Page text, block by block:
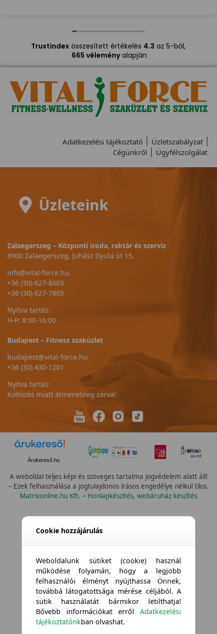
Trustindexösszesített értékelés 4.3 az 5-ből,
665 véleményalapján
Adatkezelési tájékoztató
Üzletszabályzat
Cégünkről
Ügyfélszolgálat
Üzleteink
Zalaegerszeg – Központi iroda, raktár és szerviz
8900 Zalaegerszeg, Juhász Gyula út 15.
info@vital-force.hu
+36 (30) 627-8603
+36 (30) 627-7865
Nyitva tartás:
H-P: 8:00-16:00
Budapest – Fitness szaküzlet
budapest@vital-force.hu
+36 (30) 430-1201
Nyitva tartás:
Költözés miatt átmenetileg zárva!
Árukereső.hu
A weboldal teljes képi és szöveges tartalma jogvédelem alatt áll!
– Ezek felhasználása a jogtulajdonos írásos engedélye nélkül tilos.
Matrixonline.hu Kft. – Honlapkészítés, webáruház készítés
Cookie hozzájárulás
Weboldalunk sütiket (cookie) használ
működése folyamán, hogy a legjobb
felhasználói élményt nyújthassa Önnek,
továbbá látogatottsága mérése céljából. A
sütik használatát bármikor letilthatja!
Bővebb információkat errőlAdatkezelési
tájékoztatónkban olvashat.